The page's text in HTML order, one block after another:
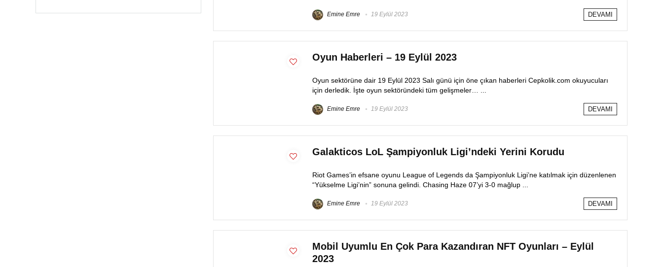
Emine Emre 19 Eylül 2023 DEVAMI
Oyun Haberleri – 19 Eylül 2023
Oyun sektörüne dair 19 Eylül 2023 Salı günü için öne çıkan haberleri Cepkolik.com okuyucuları
için derledik. İşte oyun sektöründeki tüm gelişmeler… ...
Emine Emre 19 Eylül 2023 DEVAMI
Galakticos LoL Şampiyonluk Ligi’ndeki Yerini Korudu
Riot Games’in efsane oyunu League of Legends da Şampiyonluk Ligi’ne katılmak için düzenlenen
“Yükselme Ligi’nin” sonuna gelindi. Chasing Haze 07’yi 3-0 mağlup ...
Emine Emre 19 Eylül 2023 DEVAMI
Mobil Uyumlu En Çok Para Kazandıran NFT Oyunları – Eylül
2023